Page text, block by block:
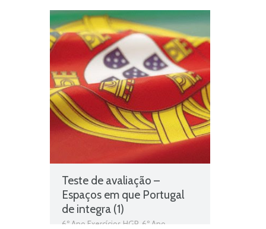
História e Geografia de Portugal,
Colonialismo português e a guerra
colonial,Ficha Informativa 6º Ano HGP,
Ficha Informativa 6º Ano História,
Guerra colonial,História e Geografia
de Portugal
Teste de avaliação –
Espaços em que Portugal
de integra (1)
6º Ano Exercícios HGP 6º Ano